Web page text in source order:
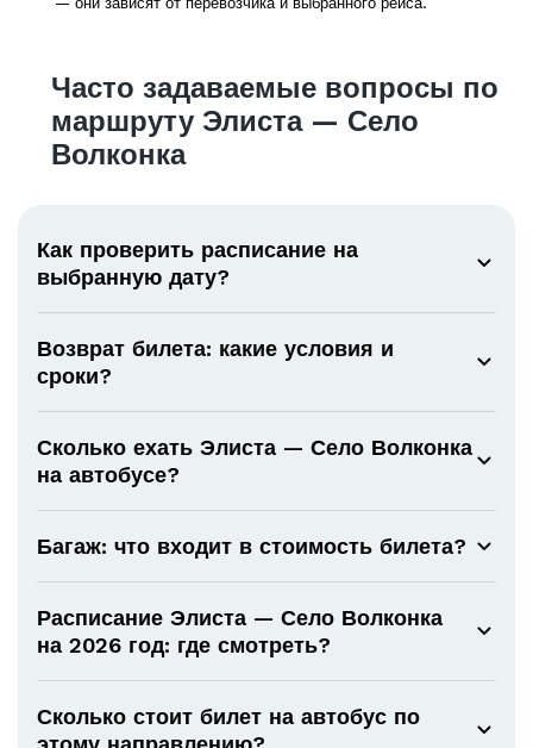
Часто задаваемые вопросы по
маршруту Элиста — Село
Волконка
Как проверить расписание на
выбранную дату?
Возврат билета: какие условия и
сроки?
Сколько ехать Элиста — Село Волконка
на автобусе?
Багаж: что входит в стоимость билета?
Расписание Элиста — Село Волконка
на 2026 год: где смотреть?
Сколько стоит билет на автобус по